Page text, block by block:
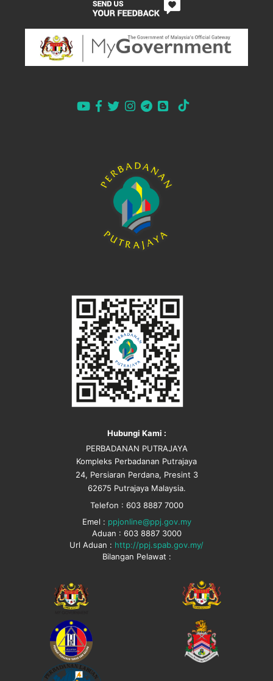
Hubungi Kami :
PERBADANAN PUTRAJAYA
Kompleks Perbadanan Putrajaya
24, Persiaran Perdana, Presint 3
62675 Putrajaya Malaysia.
Telefon : 603 8887 7000
Emel : ppjonline@ppj.gov.my
Aduan : 603 8887 3000
Url Aduan : http://ppj.spab.gov.my/
Bilangan Pelawat :